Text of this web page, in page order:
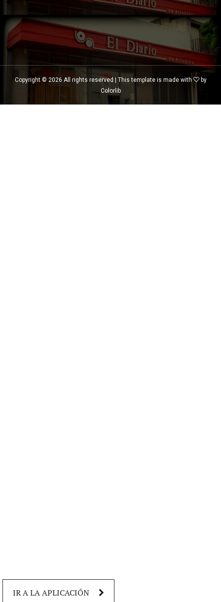
IR A LA APLICACIÓN
Copyright © 2026 All rights reserved | This template is made with
by
Colorlib